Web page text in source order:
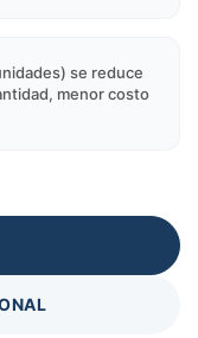
se reduce
menor costo